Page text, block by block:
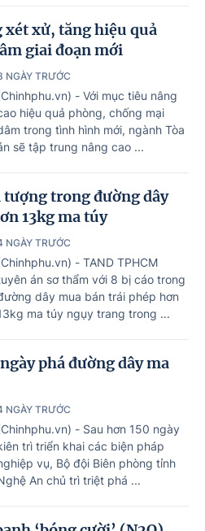
xét xử, tăng hiệu quả
giai đoạn mới
NGÀY TRƯỚC
- Với mục tiêu nâng
hiệu quả phòng, chống mại
trong tình hình mới, ngành Tòa
sẽ tập trung nâng cao ...
trong đường dây
13kg ma túy
NGÀY TRƯỚC
- TAND TPHCM
án sơ thẩm với 8 bị cáo trong
dây mua bán trái phép hơn
ma túy ngụy trang trong ...
phá đường dây ma
NGÀY TRƯỚC
- Sau hơn 150 ngày
trì triển khai các biện pháp
vụ, Bộ đội Biên phòng tỉnh
An chủ trì triệt phá ...